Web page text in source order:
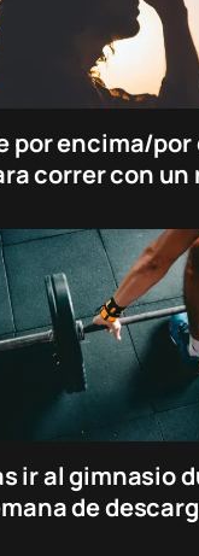
por encima/por
correr con un
ir al gimnasio
de